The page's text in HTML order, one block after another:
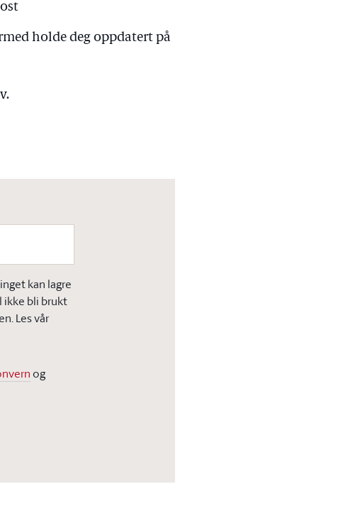
holde deg oppdatert på
kan lagre
ikke bli brukt
Les vår
og